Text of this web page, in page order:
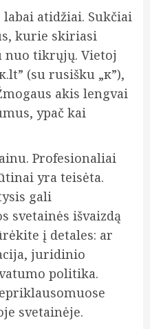
atidžiai. Sukčiai
kurie skiriasi
nuo tikrųjų. Vietoj
(su rusišku „к”),
akis lengvai
ypač kai
Profesionaliai
yra teisėta.
gali
svetainės išvaizdą
į detales: ar
juridinio
politika.
svetainėje.